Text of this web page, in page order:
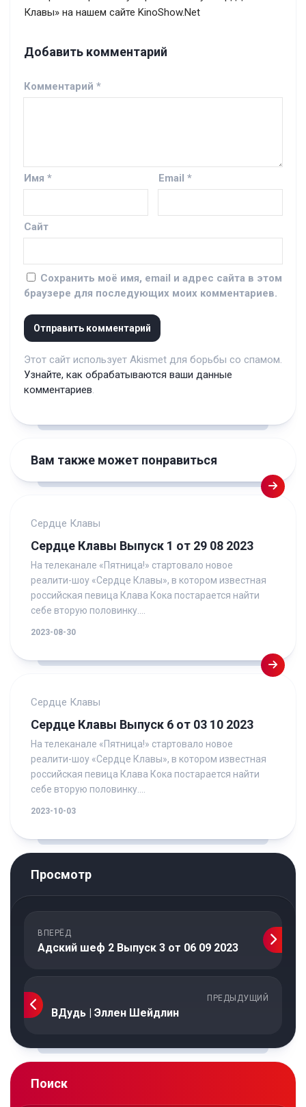
Клавы» на нашем сайте KinoShow.Net
Добавить комментарий
Комментарий *
Имя * Email *
Сайт
Сохранить моё имя, email и адрес сайта в этом
браузере для последующих моих комментариев.
Этот сайт использует Akismet для борьбы со спамом.
Узнайте, как обрабатываются ваши данные
комментариев.
Вам также может понравиться
Сердце Клавы
Сердце Клавы Выпуск 1 от 29 08 2023
На телеканале «Пятница!» стартовало новое
реалити-шоу «Сердце Клавы», в котором известная
российская певица Клава Кока постарается найти
себе вторую половинку....
2023-08-30
Сердце Клавы
Сердце Клавы Выпуск 6 от 03 10 2023
На телеканале «Пятница!» стартовало новое
реалити-шоу «Сердце Клавы», в котором известная
российская певица Клава Кока постарается найти
себе вторую половинку....
2023-10-03
Просмотр
ВПЕРЁД
Адский шеф 2 Выпуск 3 от 06 09 2023
ПРЕДЫДУЩИЙ
ВДудь | Эллен Шейдлин
Поиск